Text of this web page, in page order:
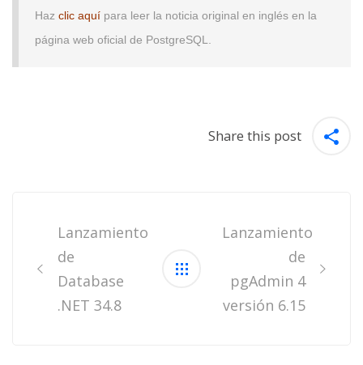
Haz clic aquí para leer la noticia original en inglés en la
página web oficial de PostgreSQL.
Share this post
navigation
Lanzamiento
de
Database
.NET 34.8
Lanzamiento
de
pgAdmin 4
versión 6.15